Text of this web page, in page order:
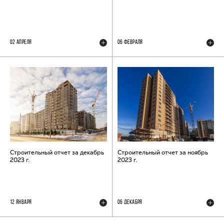
02 АПРЕЛЯ 06 ФЕВРАЛЯ
Строительный отчет за декабрь
2023 г.
12 ЯНВАРЯ
Строительный отчет за ноябрь
2023 г.
06 ДЕКАБРЯ